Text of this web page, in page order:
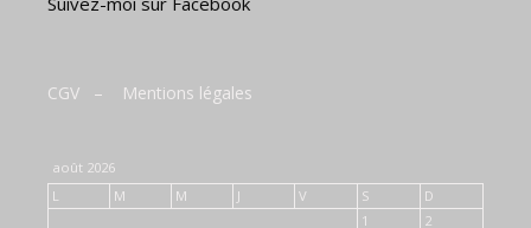
CGV – Mentions légales
août 2026
L
M M J V S
D
1
2